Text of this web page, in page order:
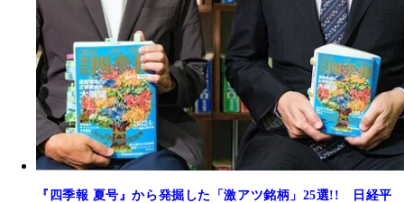
『四季報 夏号』から発掘した「激アツ銘柄」25選!! 日経平